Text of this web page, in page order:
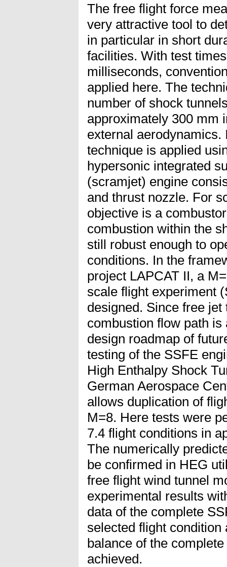
The free flight force
very attractive tool to
in particular in short
facilities. With test
milliseconds,
applied here. The
number of shock
approximately 300 mm
external aerodynamics.
technique is applied
hypersonic integrated
(scramjet) engine
and thrust nozzle. For
objective is a
combustion within the
still robust enough to
conditions. In the
project LAPCAT II, a
scale flight experiment
designed. Since free
combustion flow path
design roadmap of
testing of the SSFE
High Enthalpy Shock
German Aerospace
allows duplication of
M=8. Here tests were
7.4 flight conditions in
The numerically
be confirmed in HEG
free flight wind tunnel
experimental results
data of the complete
selected flight
balance of the
achieved.